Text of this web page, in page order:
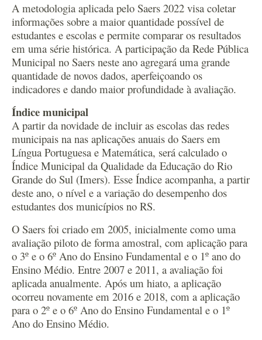
A metodologia aplicada pelo Saers 2022 visa coletar
informações sobre a maior quantidade possível de
estudantes e escolas e permite comparar os resultados
em uma série histórica. A participação da Rede Pública
Municipal no Saers neste ano agregará uma grande
quantidade de novos dados, aperfeiçoando os
indicadores e dando maior profundidade à avaliação.
Índice municipal
A partir da novidade de incluir as escolas das redes
municipais na nas aplicações anuais do Saers em
Língua Portuguesa e Matemática, será calculado o
Índice Municipal da Qualidade da Educação do Rio
Grande do Sul (Imers). Esse Índice acompanha, a partir
deste ano, o nível e a variação do desempenho dos
estudantes dos municípios no RS.
O Saers foi criado em 2005, inicialmente como uma
avaliação piloto de forma amostral, com aplicação para
o 3º e o 6º Ano do Ensino Fundamental e o 1º ano do
Ensino Médio. Entre 2007 e 2011, a avaliação foi
aplicada anualmente. Após um hiato, a aplicação
ocorreu novamente em 2016 e 2018, com a aplicação
para o 2º e o 6º Ano do Ensino Fundamental e o 1º
Ano do Ensino Médio.